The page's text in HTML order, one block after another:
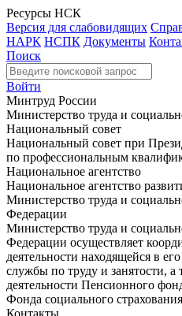
Ресурсы НСК
Версия для слабовидящих
НАРК НСПК Документы
Поиск
Войти
Минтруд России
Министерство труда и
Национальный совет
Национальный совет при
по профессиональным
Национальное агентство
Национальное агентство
Министерство труда и
Федерации
Министерство труда и
Федерации осуществляет
деятельности находящейся в
службы по труду и занятости,
деятельности Пенсионного
Фонда социального
Контакты